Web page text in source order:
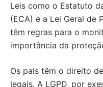
Leis como o Estatuto
(ECA) e a Lei Geral de
têm regras para o
importância da
Os pais têm o direito
legais. A LGPD, por